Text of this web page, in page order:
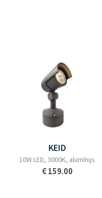
KEID
10W LED, 3000K, alumīnijs
€ 159.00